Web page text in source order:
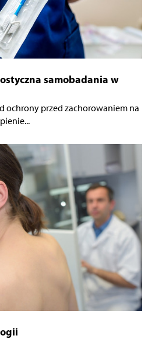
samobadania w
ochrony przed zachorowaniem na